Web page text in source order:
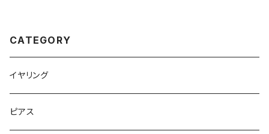
CATEGORY
イヤリング
ピアス